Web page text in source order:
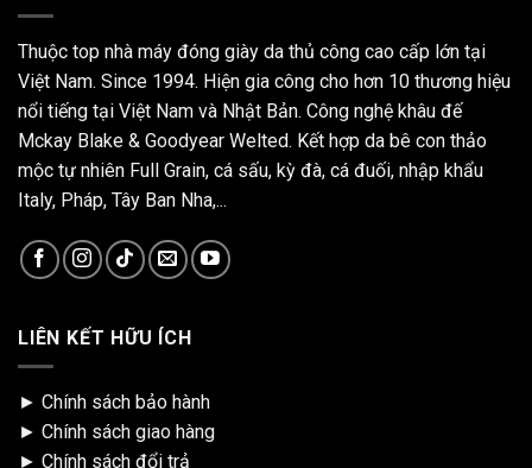
Thuộc top nhà máy đóng giày da thủ công cao cấp lớn tại
Việt Nam. Since 1994. Hiện gia công cho hơn 10 thương hiệu
nổi tiếng tại Việt Nam và Nhật Bản. Công nghệ khâu đế
Mckay Blake & Goodyear Welted. Kết hợp da bê con thảo
mộc tự nhiên Full Grain, cá sấu, kỳ đà, cá đuối, nhập khẩu
Italy, Pháp, Tây Ban Nha,...
LIÊN KẾT HỮU ÍCH
► Chính sách bảo hành
► Chính sách giao hàng
► Chính sách đổi trả